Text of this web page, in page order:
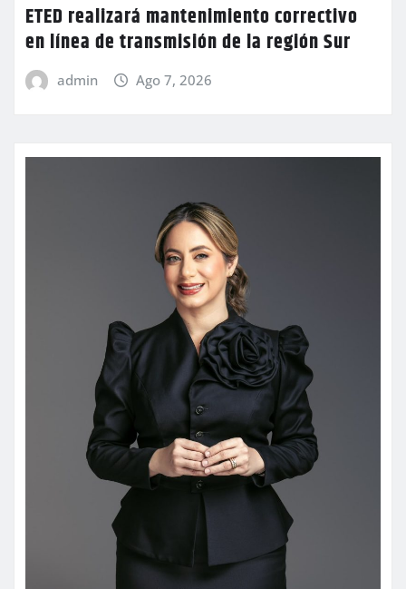
ETED realizará mantenimiento correctivo
en línea de transmisión de la región Sur
admin Ago 7, 2026